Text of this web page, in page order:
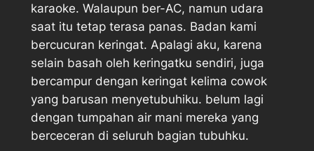
karaoke. Walaupun ber-AC, namun udara
saat itu tetap terasa panas. Badan kami
bercucuran keringat. Apalagi aku, karena
selain basah oleh keringatku sendiri, juga
bercampur dengan keringat kelima cowok
yang barusan menyetubuhiku. belum lagi
dengan tumpahan air mani mereka yang
berceceran di seluruh bagian tubuhku.